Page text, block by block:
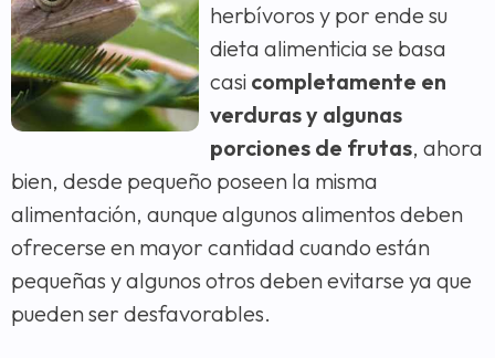
herbívoros y por ende su
dieta alimenticia se basa
casi completamente en
verduras y algunas
porciones de frutas, ahora
bien, desde pequeño poseen la misma
alimentación, aunque algunos alimentos deben
ofrecerse en mayor cantidad cuando están
pequeñas y algunos otros deben evitarse ya que
pueden ser desfavorables.